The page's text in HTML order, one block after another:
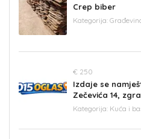
Crep biber
Kategorija:
€ 250
Izdaje se
Zečevića 14,
Kategorija: Kuća i